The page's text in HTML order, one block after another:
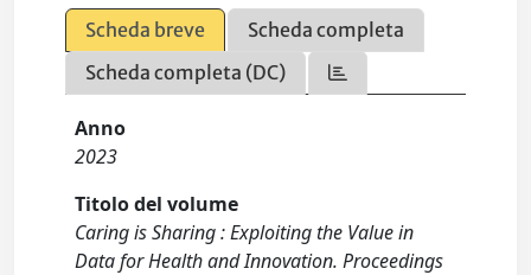
Scheda breve
Scheda completa
Scheda completa (DC)
Anno
2023
Titolo del volume
Caring is Sharing : Exploiting the Value in
Data for Health and Innovation. Proceedings